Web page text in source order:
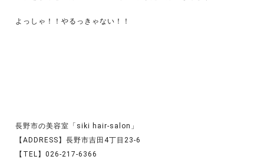
よっしゃ！！やるっきゃない！！
長野市の美容室「siki hair-salon」
【ADDRESS】長野市吉田4丁目23-6
【TEL】026-217-6366